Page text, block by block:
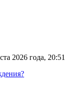
2026 года, 20:51